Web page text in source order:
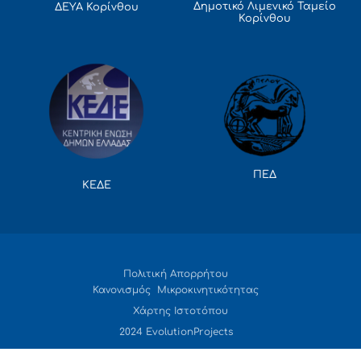
ΔΕΥΑ Κορίνθου
Δημοτικό Λιμενικό Ταμείο
Κορίνθου
ΚΕΔΕ
ΠΕΔ
Πολιτική Απορρήτου
Κανονισμός Μικροκινητικότητας
Χάρτης Ιστοτόπου
2024 EvolutionProjects